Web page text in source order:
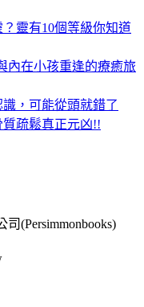
靈有10個等級你知道
內在小孩重逢的療癒旅
，可能從頭就錯了
疏鬆真正元凶!!
(Persimmonbooks)